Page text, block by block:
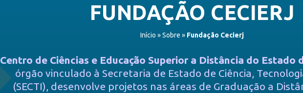
FUNDAÇÃO CECIERJ
Início »Sobre » Fundação Cecierj
Centro de Ciências e Educação Superior a Distância do Estado
órgão vinculado à Secretaria de Estado de Ciência,
(SECTI), desenvolve projetos nas áreas de Graduação a